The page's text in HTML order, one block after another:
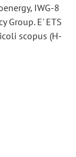
IWG-8
Group. E' ETS
scopus (H-